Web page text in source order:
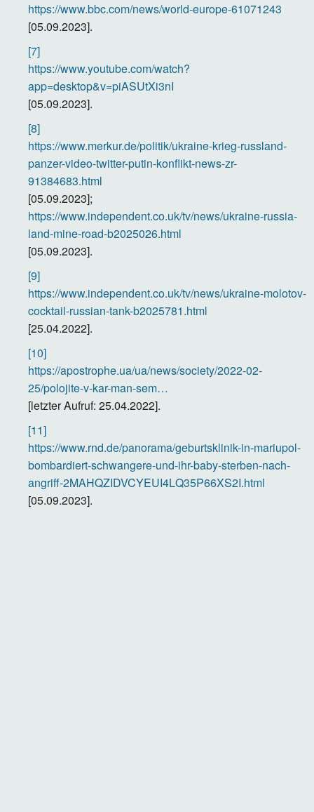
https://www.bbc.com/news/world-europe-61071243
[05.09.2023].
[7]
https://www.youtube.com/watch?
app=desktop&v=piASUtXi3nI
[05.09.2023].
[8]
https://www.merkur.de/politik/ukraine-krieg-russland-
panzer-video-twitter-putin-konflikt-news-zr-
91384683.html
[05.09.2023];
https://www.independent.co.uk/tv/news/ukraine-russia-
land-mine-road-b2025026.html
[05.09.2023].
[9]
https://www.independent.co.uk/tv/news/ukraine-molotov-
cocktail-russian-tank-b2025781.html
[25.04.2022].
[10]
https://apostrophe.ua/ua/news/society/2022-02-
25/polojite-v-kar-man-sem…
[letzter Aufruf: 25.04.2022].
[11]
https://www.rnd.de/panorama/geburtsklinik-in-mariupol-
bombardiert-schwangere-und-ihr-baby-sterben-nach-
angriff-2MAHQZIDVCYEUI4LQ35P66XS2I.html
[05.09.2023].